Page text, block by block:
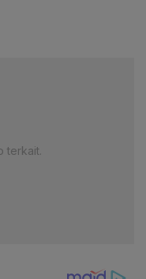
terkait.